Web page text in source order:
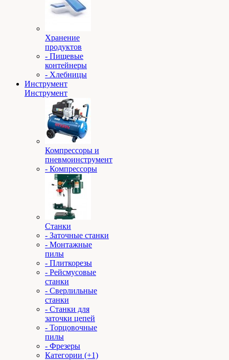
Хранение
продуктов
- Пищевые
контейнеры
- Хлебницы
Инструмент
Инструмент
Компрессоры и
пневмоинструмент
- Компрессоры
Станки
- Заточные станки
- Монтажные
пилы
- Плиткорезы
- Рейсмусовые
станки
- Сверлильные
станки
- Станки для
заточки цепей
- Торцовочные
пилы
- Фрезеры
Категории (+1)